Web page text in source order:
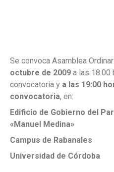
Se convoca Asamblea
octubre de 2009 a las 18.00
convocatoria y a las 19:00
convocatoria, en:
Edificio de Gobierno del
«Manuel Medina»
Campus de Rabanales
Universidad de Córdoba